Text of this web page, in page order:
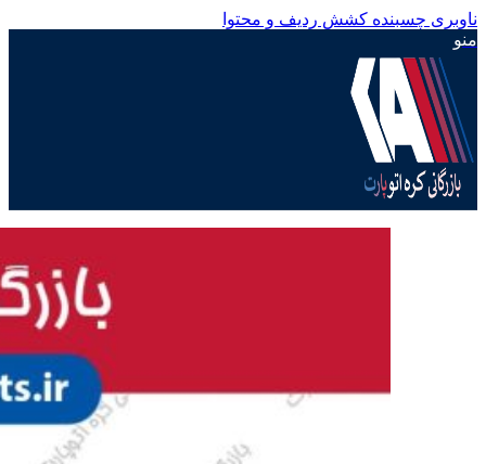
ناوبری چسبنده کشش ردیف و محتوا
منو